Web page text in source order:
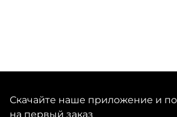
Скачайте наше приложение и
на первый заказ